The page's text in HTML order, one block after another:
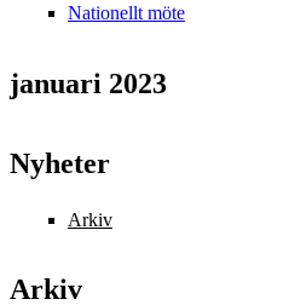
Nationellt möte
januari 2023
Nyheter
Arkiv
Arkiv